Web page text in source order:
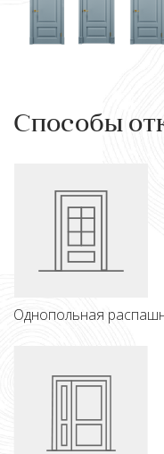
Способы
Однопольная